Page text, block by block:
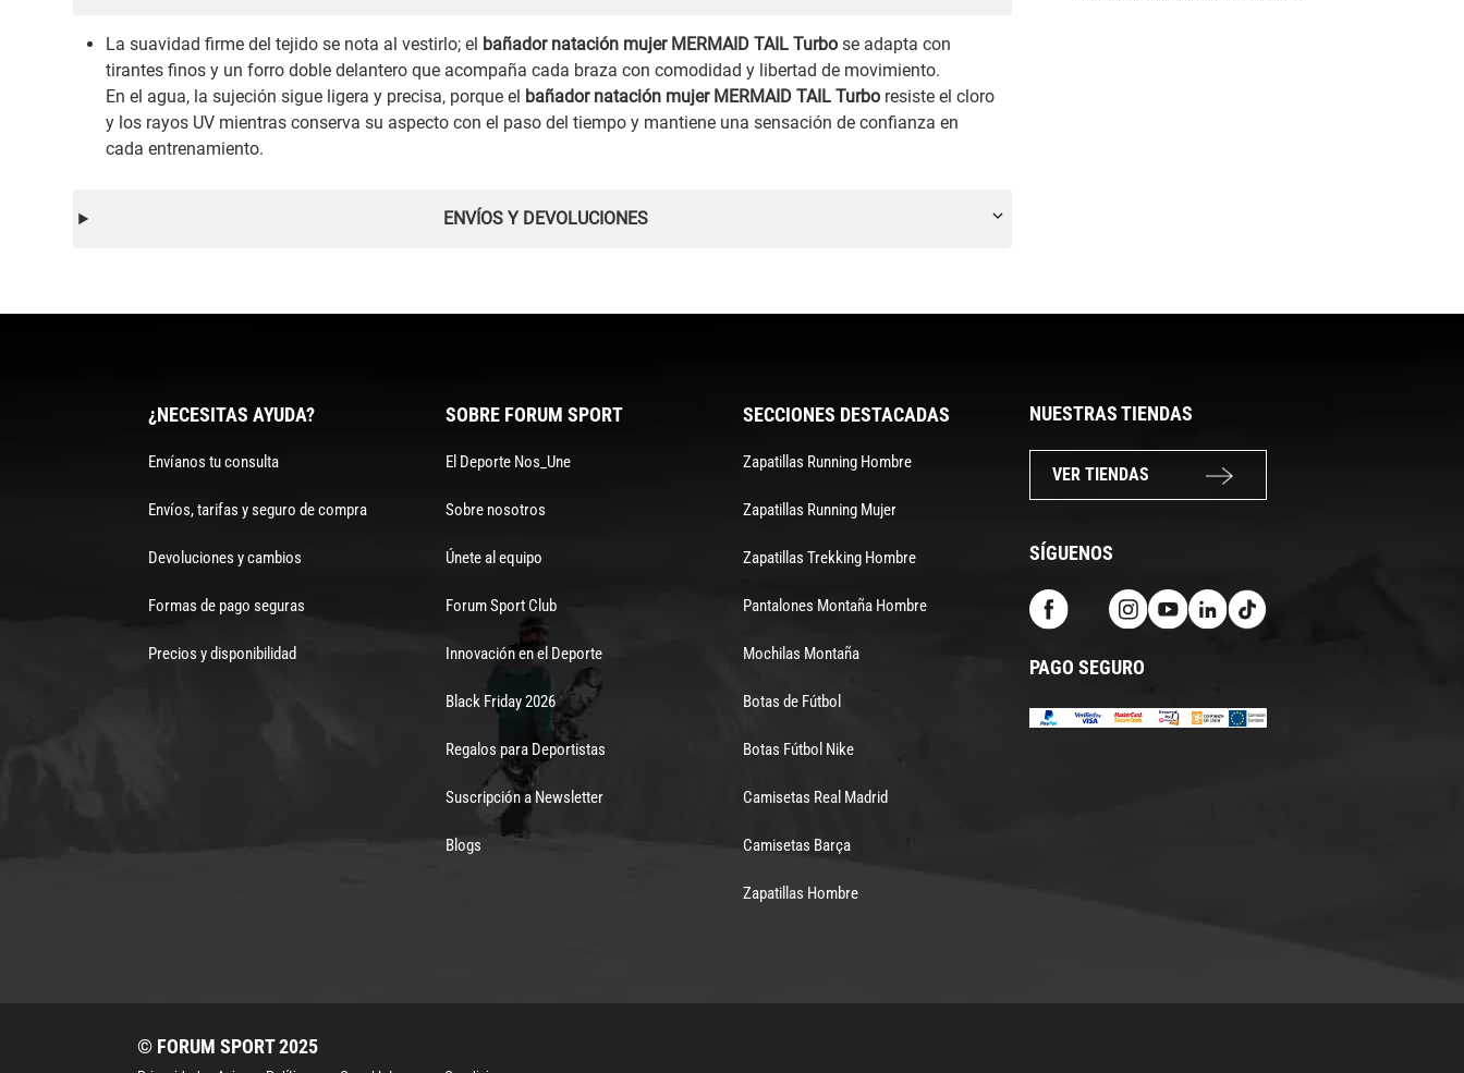
La suavidad firme del tejido se nota al vestirlo; el bañador natación mujer MERMAID TAIL Turbo se adapta con
tirantes finos y un forro doble delantero que acompaña cada braza con comodidad y libertad de movimiento.
En el agua, la sujeción sigue ligera y precisa, porque el bañador natación mujer MERMAID TAIL Turbo resiste el cloro
y los rayos UV mientras conserva su aspecto con el paso del tiempo y mantiene una sensación de confianza en
cada entrenamiento.
ENVÍOS Y DEVOLUCIONES
¿NECESITAS AYUDA?
Envíanos tu consulta
Envíos, tarifas y seguro de compra
Devoluciones y cambios
Formas de pago seguras
Precios y disponibilidad
SOBRE FORUM SPORT
El Deporte Nos_Une
Sobre nosotros
Únete al equipo
Forum Sport Club
Innovación en el Deporte
Black Friday 2026
Regalos para Deportistas
Suscripción a Newsletter
Blogs
SECCIONES DESTACADAS
Zapatillas Running Hombre
Zapatillas Running Mujer
Zapatillas Trekking Hombre
Pantalones Montaña Hombre
Mochilas Montaña
Botas de Fútbol
Botas Fútbol Nike
Camisetas Real Madrid
Camisetas Barça
Zapatillas Hombre
NUESTRAS TIENDAS
VER TIENDAS
SÍGUENOS
PAGO SEGURO
© FORUM SPORT 2025